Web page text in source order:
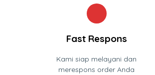
Fast Respons
Kami siap melayani dan
merespons order Anda